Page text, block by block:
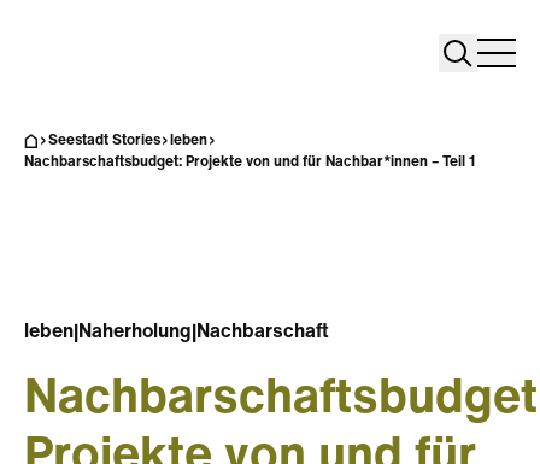
Search
Seestadt Stories
leben
Nachbarschaftsbudget: Projekte von und für Nachbar*innen – Teil 1
leben Naherholung Nachbarschaft